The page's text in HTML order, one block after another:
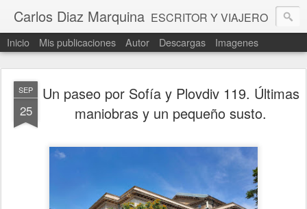
Carlos Diaz Marquina ESCRITOR Y VIAJERO
Inicio Mis publicaciones Autor Descargas Imagenes
SEP
25
Un paseo por Sofía y Plovdiv 119. Últimas
maniobras y un pequeño susto.